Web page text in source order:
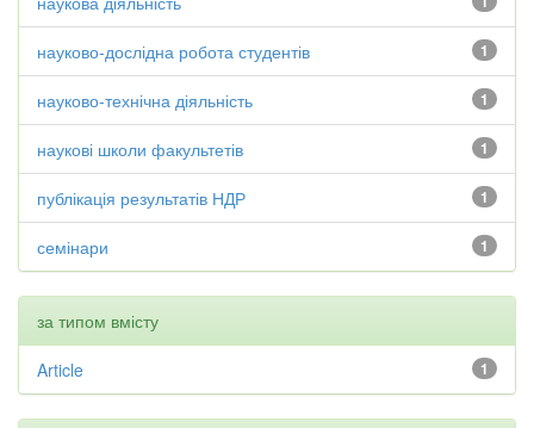
1
науково-дослідна робота студентів
1
науково-технічна діяльність
1
наукові школи факультетів
1
публікація результатів НДР
1
семінари
за типом вмісту
1
Article